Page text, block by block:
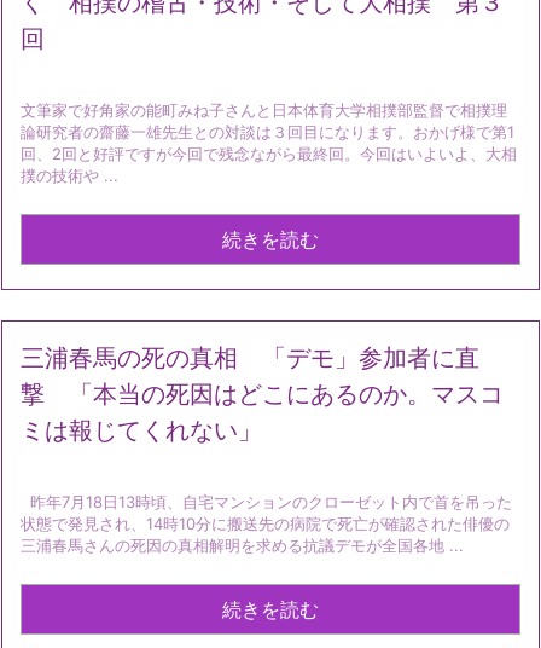
回
文筆家で好角家の能町みね子さんと日本体育大学相撲部監督で相撲理
論研究者の齋藤一雄先生との対談は３回目になります。おかげ様で第1
回、2回と好評ですが今回で残念ながら最終回。今回はいよいよ、大相
撲の技術や ...
続きを読む
三浦春馬の死の真相 「デモ」参加者に直
撃 「本当の死因はどこにあるのか。マスコ
ミは報じてくれない」
昨年7月18日13時頃、自宅マンションのクローゼット内で首を吊った
状態で発見され、14時10分に搬送先の病院で死亡が確認された俳優の
三浦春馬さんの死因の真相解明を求める抗議デモが全国各地 ...
続きを読む